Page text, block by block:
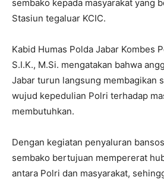
sembako kepada masyarakat yang
Stasiun tegaluar KCIC.
Kabid Humas Polda Jabar Kombes
S.I.K., M.Si. mengatakan bahwa
Jabar turun langsung membagikan
wujud kepedulian Polri terhadap
membutuhkan.
Dengan kegiatan penyaluran
sembako bertujuan mempererat
antara Polri dan masyarakat,